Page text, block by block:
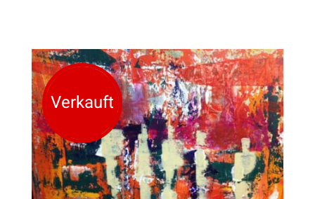
Verkauft